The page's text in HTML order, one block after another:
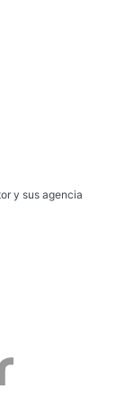
y sus agencia